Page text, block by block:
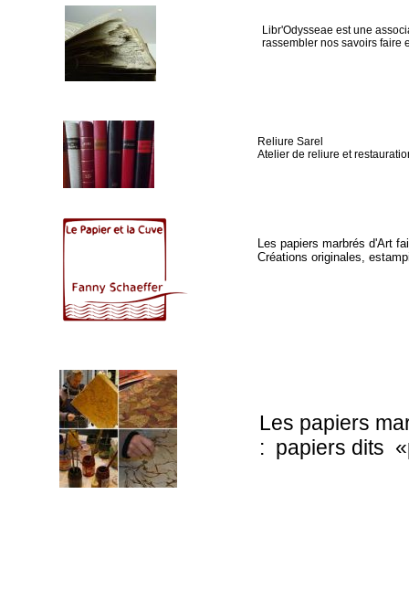
Les papiers
: papiers dits
Les papiers marbrés d'Art
Créations originales,
Reliure Sarel
Atelier de reliure et
Libr'Odysseae est une
rassembler nos savoirs faire